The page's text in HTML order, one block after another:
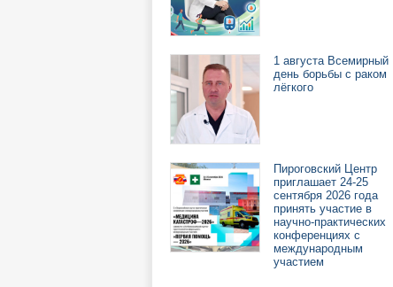
1 августа Всемирный
день борьбы с раком
лёгкого
Пироговский Центр
приглашает 24-25
сентября 2026 года
принять участие в
научно-практических
конференциях с
международным
участием